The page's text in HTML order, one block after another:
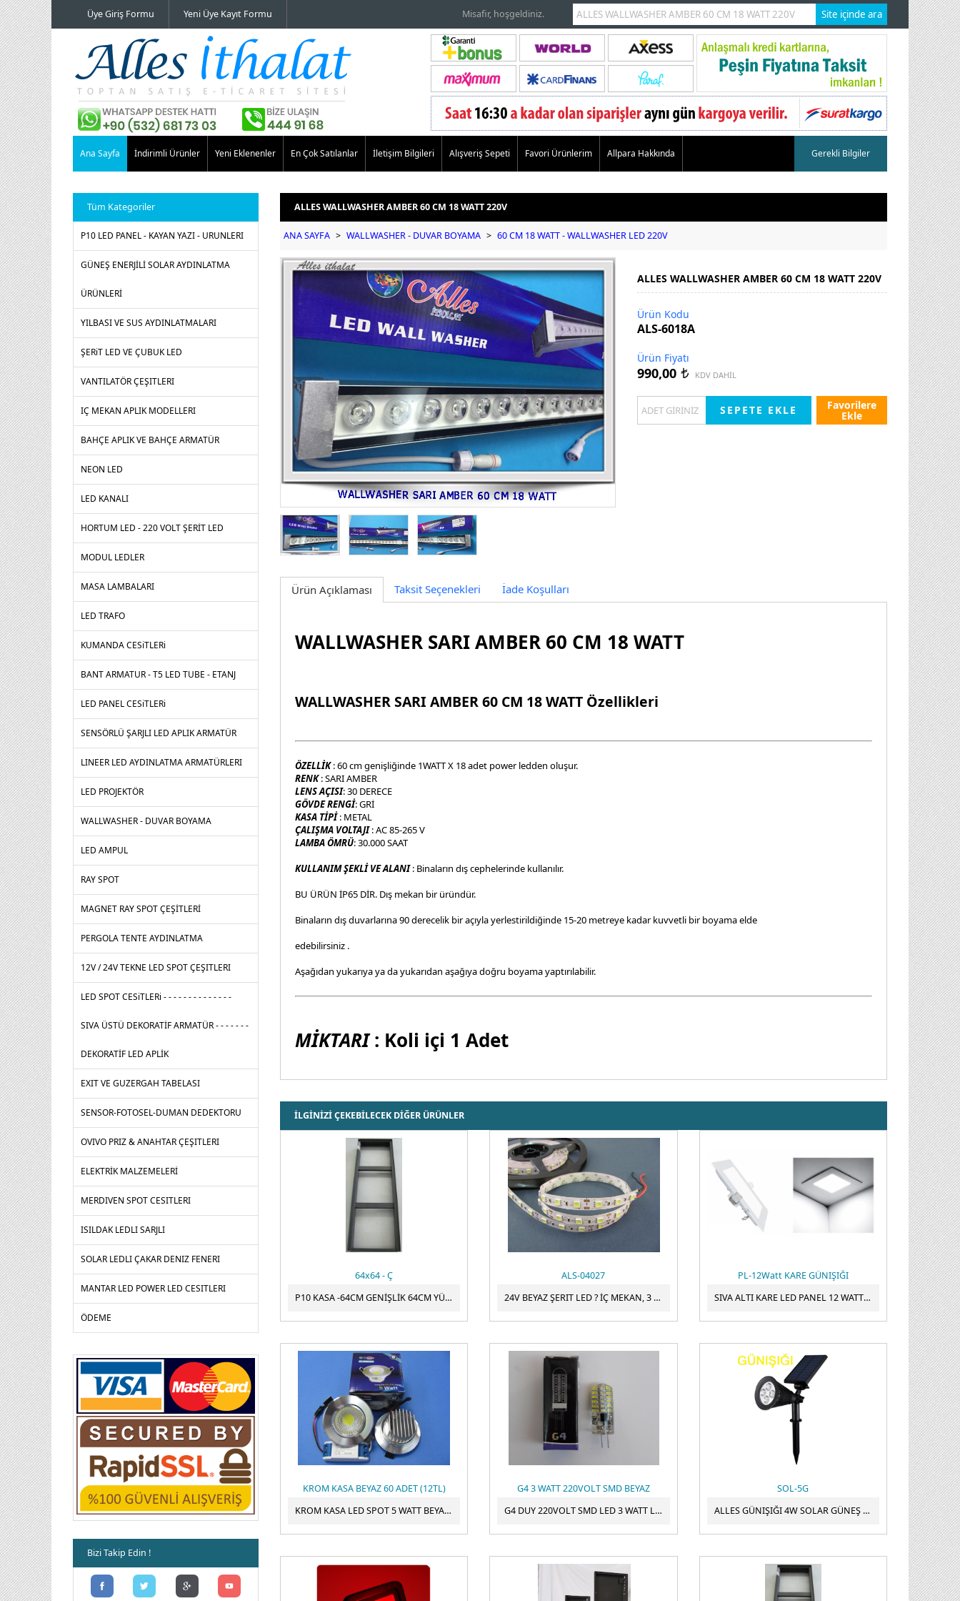
Üye Giriş Formu Yeni Üye Kayıt Formu Misafir, hoşgeldiniz.
Ana Sayfa İndirimli Ürünler Yeni Eklenenler En Çok Satılanlar İletişim Bilgileri Alışveriş Sepeti Favori Ürünlerim Allpara Hakkında Gerekli Bilgiler
Tüm Kategoriler
P10 LED PANEL - KAYAN YAZI - URUNLERI
GÜNEŞ ENERJİLİ SOLAR AYDINLATMA
ÜRÜNLERİ
YILBASI VE SUS AYDINLATMALARI
ŞERiT LED VE ÇUBUK LED
VANTILATÖR ÇEŞITLERI
IÇ MEKAN APLIK MODELLERI
BAHÇE APLIK VE BAHÇE ARMATÜR
NEON LED
LED KANALI
HORTUM LED - 220 VOLT ŞERİT LED
MODUL LEDLER
MASA LAMBALARI
LED TRAFO
KUMANDA CESiTLERi
BANT ARMATUR - T5 LED TUBE - ETANJ
LED PANEL CESiTLERi
SENSÖRLÜ ŞARJLI LED APLIK ARMATÜR
LINEER LED AYDINLATMA ARMATÜRLERI
LED PROJEKTÖR
WALLWASHER - DUVAR BOYAMA
LED AMPUL
RAY SPOT
MAGNET RAY SPOT ÇEŞİTLERİ
PERGOLA TENTE AYDINLATMA
12V / 24V TEKNE LED SPOT ÇEŞITLERI
LED SPOT CESiTLERi - - - - - - - - - - - - - -
SIVA ÜSTÜ DEKORATİF ARMATÜR - - - - - - -
DEKORATİF LED APLİK
EXIT VE GUZERGAH TABELASI
SENSOR-FOTOSEL-DUMAN DEDEKTORU
OVIVO PRIZ & ANAHTAR ÇEŞITLERI
ELEKTRİK MALZEMELERİ
MERDIVEN SPOT CESITLERI
ISILDAK LEDLI SARJLI
SOLAR LEDLI ÇAKAR DENIZ FENERI
MANTAR LED POWER LED CESITLERI
ÖDEME
Bizi Takip Edin !
ALLES WALLWASHER AMBER 60 CM 18 WATT 220V
ANA SAYFA > WALLWASHER - DUVAR BOYAMA > 60 CM 18 WATT - WALLWASHER LED 220V
ALLES WALLWASHER AMBER 60 CM 18 WATT 220V
Ürün Kodu
ALS-6018A
Ürün Fiyatı
990,00 t KDV DAHİL
Favorilere
Ekle
Ürün Açıklaması Taksit Seçenekleri İade Koşulları
WALLWASHER SARI AMBER 60 CM 18 WATT
WALLWASHER SARI AMBER 60 CM 18 WATT Özellikleri
ÖZELLİK: 60 cm genişliğinde 1WATT X 18 adet power ledden oluşur.
RENK: SARI AMBER
LENS AÇISI: 30 DERECE
GÖVDE RENGİ: GRİ
KASA TİPİ: METAL
ÇALIŞMA VOLTAJI: AC 85-265 V
LAMBA ÖMRÜ: 30.000 SAAT
KULLANIM ŞEKLİ VE ALANI: Binaların dış cephelerinde kullanılır.
BU ÜRÜN İP65 DİR. Dış mekan bir üründür.
Binaların dış duvarlarına 90 derecelik bir açıyla yerlestirildiğinde 15-20 metreye kadar kuvvetli bir boyama elde
edebilirsiniz .
Aşağıdan yukarıya ya da yukarıdan aşağıya doğru boyama yaptırılabilir.
MİKTARI: Koli içi 1 Adet
İLGİNİZİ ÇEKEBİLECEK DİĞER ÜRÜNLER
64x64 - Ç
P10 KASA -64CM GENİŞLİK 64CM YÜKSEKLİK ÇİFT YÖN KASA
ALS-04027
24V BEYAZ ŞERIT LED ? İÇ MEKAN, 3 ÇIPLI 5050 SMD, IP20, METREDE 60 LED
PL-12Watt KARE GÜNIŞIĞI
SIVA ALTI KARE LED PANEL 12 WATT GÜNIŞIĞI
KROM KASA BEYAZ 60 ADET (12TL)
KROM KASA LED SPOT 5 WATT BEYAZ 60 ADET
G4 3 WATT 220VOLT SMD BEYAZ
G4 DUY 220VOLT SMD LED 3 WATT LED AMPUL BEYAZ
SOL-5G
ALLES GÜNIŞIĞI 4W SOLAR GÜNEŞ ENERJILI KAZIKLI ÇIM & BAHÇE AYDINLATMA